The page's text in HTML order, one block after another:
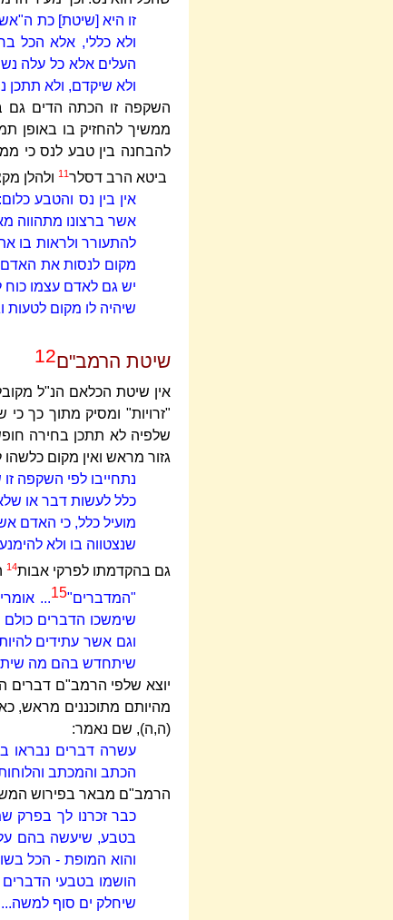
זו היא [שיטת] כת
ולא כללי, אלא הכל
העלים אלא כל עלה
ולא שיקדם, ולא תתכן
השקפה זו הכתה הדים גם
ממשיך להחזיק בו באופן
להבחנה בין טבע לנס כי
ביטא הרב דסלר11 ולהלן
אין בין נס והטבע
אשר ברצונו מתהווה
להתעורר ולראות בו
מקום לנסות את
יש גם לאדם עצמו כוח
שיהיה לו מקום
שיטת הרמב"ם12
אין שיטת הכלאם הנ"ל
"זרויות" ומסיק מתוך כך
שלפיה לא תתכן בחירה
גזור מראש ואין מקום
נתחייבו לפי השקפה זו
כלל לעשות דבר או
מועיל כלל, כי האדם
שנצטווה בו ולא
גם בהקדמתו לפרקי אבות14
"המדברים"15
...
שימשכו הדברים כולם
וגם אשר עתידים
שיתחדש בהם מה
יוצא שלפי הרמב"ם דברים
מהיותם מתוכננים מראש,
(ה,ה), שם נאמר:
עשרה דברים נבראו
הכתב והמכתב
הרמב"ם מבאר בפירוש
כבר זכרנו לך בפרק
בטבע, שיעשה בהם על
והוא המופת - הכל
הושמו בטבעי
שיחלק ים סוף למשה...